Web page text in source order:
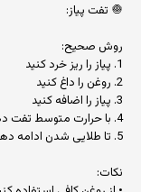
🧅 تفت پیاز:
روش صحیح:
1. پیاز را ریز خرد کنید
2. روغن را داغ کنید
3. پیاز را اضافه کنید
4. با حرارت متوسط تفت دهید
5. تا طلایی شدن ادامه دهید
نکات: